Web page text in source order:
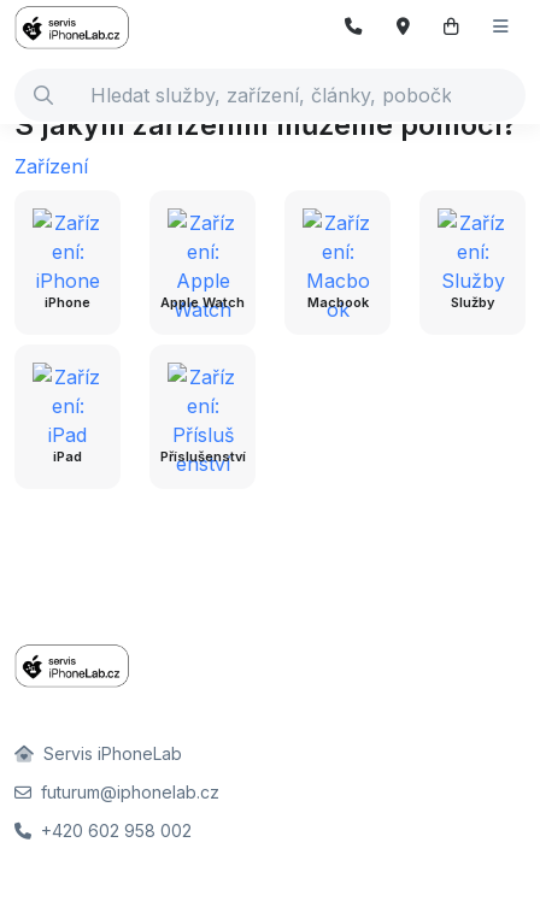
S jakým zařízením můžeme pomoci?
Zařízení
iPhone Apple Watch Macbook Služby
iPad Příslušenství
Servis iPhoneLab
futurum@iphonelab.cz
+420 602 958 002